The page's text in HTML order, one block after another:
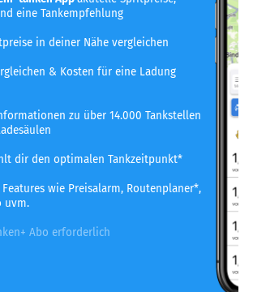
eine Tankempfehlung
in deiner Nähe vergleichen
& Kosten für eine Ladung
zu über 14.000 Tankstellen
dir den optimalen Tankzeitpunkt*
wie Preisalarm, Routenplaner*,
uvm.
Abo erforderlich